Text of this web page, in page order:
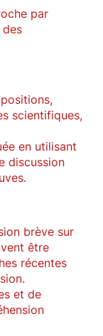
par
scientifiques,
en utilisant
discussion
brève sur
être
récentes
et de